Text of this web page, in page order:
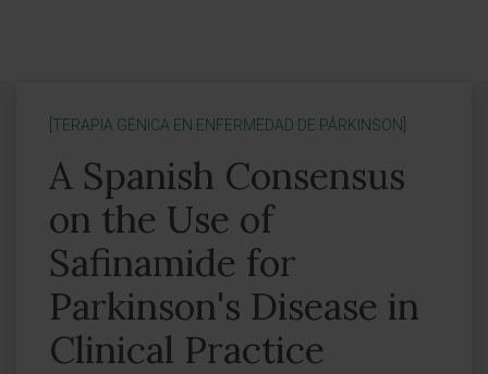
[TERAPIA GÉNICA EN ENFERMEDAD DE PÁRKINSON]
A Spanish Consensus
on the Use of
Safinamide for
Parkinson's Disease in
Clinical Practice